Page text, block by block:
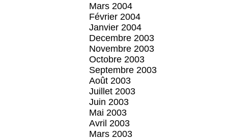
Mars 2004
Février 2004
Janvier 2004
Decembre 2003
Novembre 2003
Octobre 2003
Septembre 2003
Août 2003
Juillet 2003
Juin 2003
Mai 2003
Avril 2003
Mars 2003